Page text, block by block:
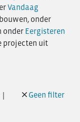
Vandaag
onder
onder Eergisteren
projecten uit
Geen filter